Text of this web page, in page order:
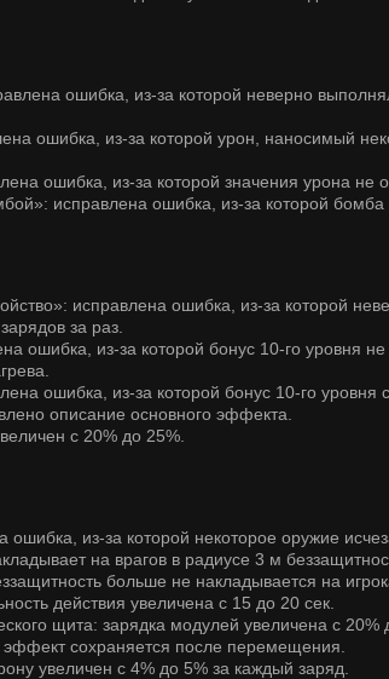
ошибка, из-за которой неверно
ошибка, из-за которой урон, наносимый
ошибка, из-за которой значения урона не
исправлена ошибка, из-за которой бомба
исправлена ошибка, из-за которой
за раз.
ошибка, из-за которой бонус 10-го уровня
ошибка, из-за которой бонус 10-го
описание основного эффекта.
с 20% до 25%.
из-за которой некоторое оружие
на врагов в радиусе 3 м
больше не накладывается на
действия увеличена с 15 до 20 сек.
щита: зарядка модулей увеличена с 20%
сохраняется после перемещения.
увеличен с 4% до 5% за каждый заряд.